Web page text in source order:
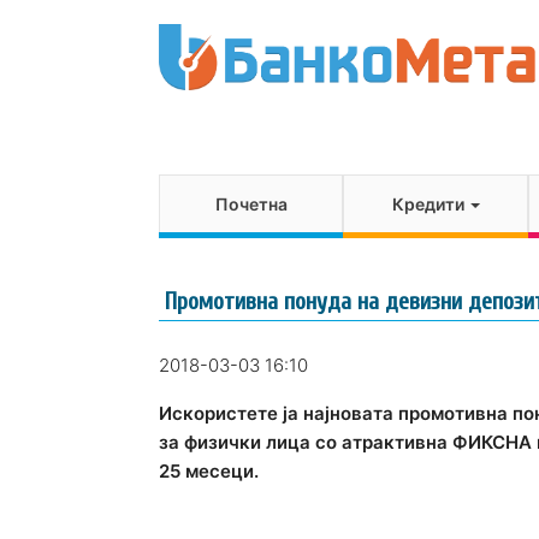
Почетна Кредити
Промотивна понуда на девизни
2018-03-03 16:10
Искористете ја најновата промотивна
за физички лица со атрактивна
25 месеци.